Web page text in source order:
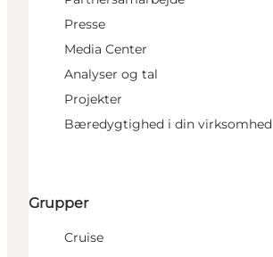
Presse
Media Center
Analyser og tal
Projekter
Bæredygtighed i din virksomhed
Grupper
Cruise